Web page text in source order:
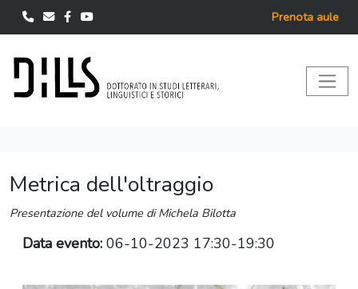
Prenota aule
Metrica dell'oltraggio
Presentazione del volume di Michela Bilotta
Data evento: 06-10-2023 17:30-19:30